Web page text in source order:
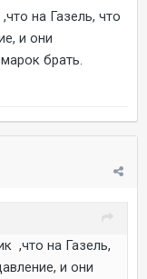
на Газель, что
и они
брать.
,что на Газель,
и они